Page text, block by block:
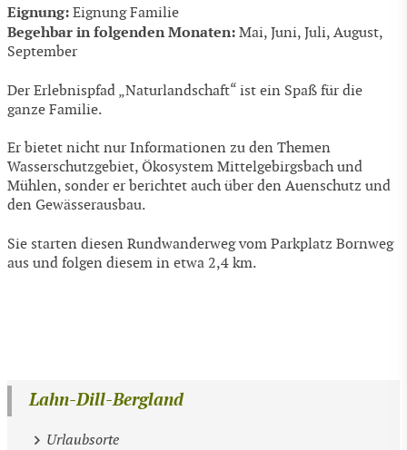
Eignung: Eignung Familie
Begehbar in folgenden Monaten: Mai, Juni, Juli, August,
September
Der Erlebnispfad „Naturlandschaft“ ist ein Spaß für die
ganze Familie.
Er bietet nicht nur Informationen zu den Themen
Wasserschutzgebiet, Ökosystem Mittelgebirgsbach und
Mühlen, sonder er berichtet auch über den Auenschutz und
den Gewässerausbau.
Sie starten diesen Rundwanderweg vom Parkplatz Bornweg
aus und folgen diesem in etwa 2,4 km.
Lahn-Dill-Bergland
Urlaubsorte